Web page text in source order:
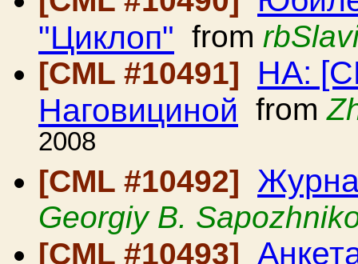
"Циклоп" from
[CML #10491]
HA:
Наговициной from
2008
[CML #10492]
Georgiy B.
[CML #10493]